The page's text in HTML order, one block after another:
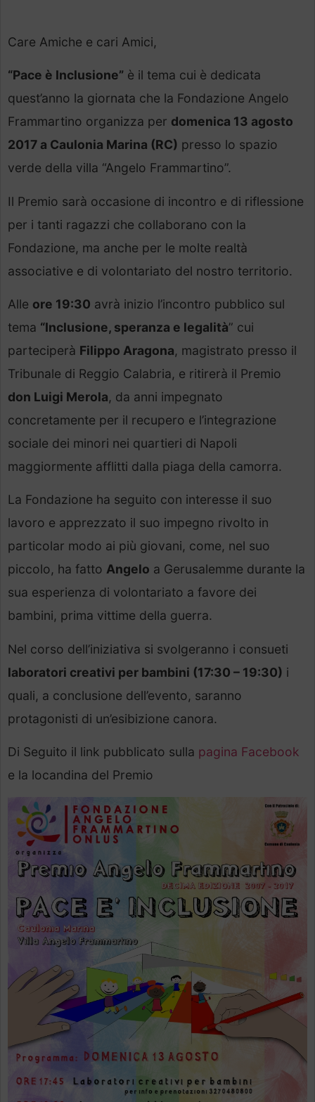
Care Amiche e cari Amici,
“Pace è Inclusione” è il tema cui è dedicata
quest’anno la giornata che la Fondazione Angelo
Frammartino organizza per domenica 13 agosto
2017 a Caulonia Marina (RC) presso lo spazio
verde della villa “Angelo Frammartino”.
Il Premio sarà occasione di incontro e di riflessione
per i tanti ragazzi che collaborano con la
Fondazione, ma anche per le molte realtà
associative e di volontariato del nostro territorio.
Alle ore 19:30 avrà inizio l’incontro pubblico sul
tema “Inclusione, speranza e legalità” cui
parteciperà Filippo Aragona, magistrato presso il
Tribunale di Reggio Calabria, e ritirerà il Premio
don Luigi Merola, da anni impegnato
concretamente per il recupero e l’integrazione
sociale dei minori nei quartieri di Napoli
maggiormente afflitti dalla piaga della camorra.
La Fondazione ha seguito con interesse il suo
lavoro e apprezzato il suo impegno rivolto in
particolar modo ai più giovani, come, nel suo
piccolo, ha fatto Angelo a Gerusalemme durante la
sua esperienza di volontariato a favore dei
bambini, prima vittime della guerra.
Nel corso dell’iniziativa si svolgeranno i consueti
laboratori creativi per bambini (17:30 – 19:30) i
quali, a conclusione dell’evento, saranno
protagonisti di un’esibizione canora.
Di Seguito il link pubblicato sulla pagina Facebook
e la locandina del Premio